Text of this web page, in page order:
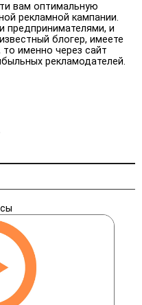
вам оптимальную
рекламной кампании.
предпринимателями, и
блогер, имеете
именно через сайт
рекламодателей.